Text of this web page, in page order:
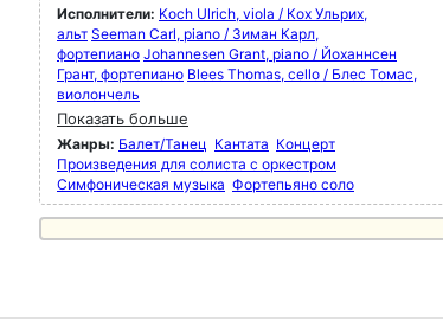
Исполнители: Koch Ulrich, viola / Кох Ульрих,
альт Seeman Carl, piano / Зиман Карл,
фортепиано Johannesen Grant, piano / Йоханнсен
Грант, фортепиано Blees Thomas, cello / Блес Томас,
виолончель
Показать больше
Жанры: Балет/Танец Кантата Концерт
Произведения для солиста с оркестром
Симфоническая музыка Фортепьяно соло